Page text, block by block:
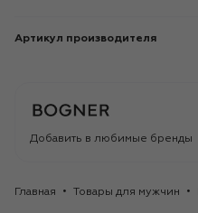
Артикул производителя
Добавить в любимые бренды
Главная Товары для мужчин